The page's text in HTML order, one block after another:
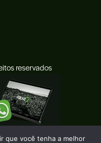
reservados
que você tenha a melhor